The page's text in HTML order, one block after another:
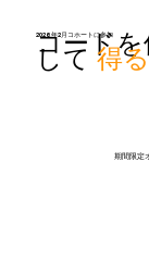
2026年2月コホートに参加
コード
して 得る
期間限定